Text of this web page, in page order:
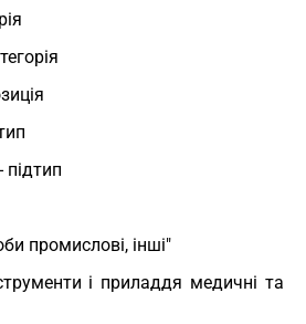
промислові, інші"
і приладдя медичні та